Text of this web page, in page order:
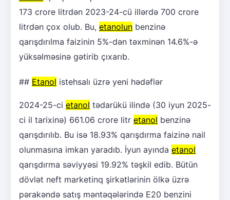
173 crore litrdən 2023-24-cü illərdə 700 crore
litrdən çox olub. Bu, etanolun benzinə
qarışdırılma faizinin 5%-dən təxminən 14.6%-ə
yüksəlməsinə gətirib çıxarıb.
## Etanol istehsalı üzrə yeni hədəflər
2024-25-ci etanol tədarükü ilində (30 iyun 2025-
ci il tarixinə) 661.06 crore litr etanol benzinə
qarışdırılıb. Bu isə 18.93% qarışdırma faizinə nail
olunmasına imkan yaradıb. İyun ayında etanol
qarışdırma səviyyəsi 19.92% təşkil edib. Bütün
dövlət neft marketinq şirkətlərinin ölkə üzrə
pərakəndə satış məntəqələrində E20 benzini